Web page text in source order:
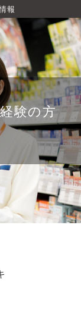
報
験の方